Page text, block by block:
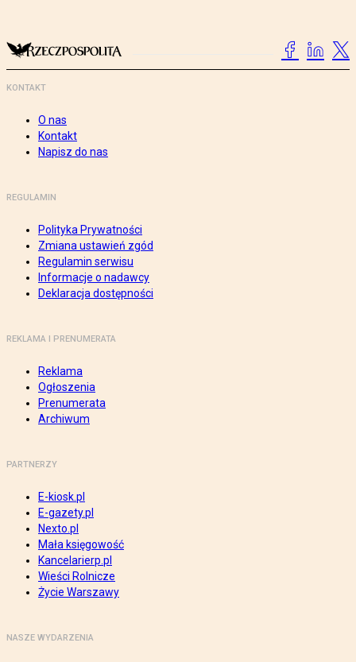
KONTAKT
O nas
Kontakt
Napisz do nas
REGULAMIN
Polityka Prywatności
Zmiana ustawień zgód
Regulamin serwisu
Informacje o nadawcy
Deklaracja dostępności
REKLAMA I PRENUMERATA
Reklama
Ogłoszenia
Prenumerata
Archiwum
PARTNERZY
E-kiosk.pl
E-gazety.pl
Nexto.pl
Mała księgowość
Kancelarierp.pl
Wieści Rolnicze
Życie Warszawy
NASZE WYDARZENIA